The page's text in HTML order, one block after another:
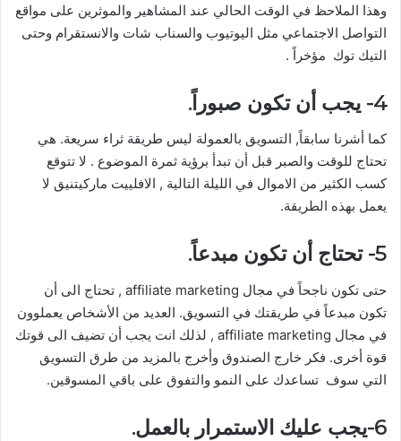
وهذا الملاحظ في الوقت الحالي عند المشاهير والموثرين على مواقع
التواصل الاجتماعي مثل اليوتيوب والسناب شات والانستقرام وحتى
التيك توك مؤخراً .
4- يجب أن تكون صبوراً.
كما أشرنا سابقاً, التسويق بالعمولة ليس طريقة ثراء سريعة. هي
تحتاج للوقت والصبر قبل أن تبدأ برؤية ثمرة الموضوع . لا تتوقع
كسب الكثير من الاموال في الليلة التالية , الافلييت ماركيتنيق لا
يعمل بهذه الطريقة.
5- تحتاج أن تكون مبدعاً.
حتى تكون ناجحاً في مجال affiliate marketing , تحتاج الى أن
تكون مبدعاً في طريقتك في التسويق. العديد من الأشخاص يعملوون
في مجال affiliate marketing , لذلك انت يجب أن تضيف الى قوتك
قوة أخرى. فكر خارج الصندوق وأخرج بالمزيد من طرق التسويق
التي سوف تساعدك على النمو والتفوق على باقي المسوقين.
6-يجب عليك الاستمرار بالعمل.